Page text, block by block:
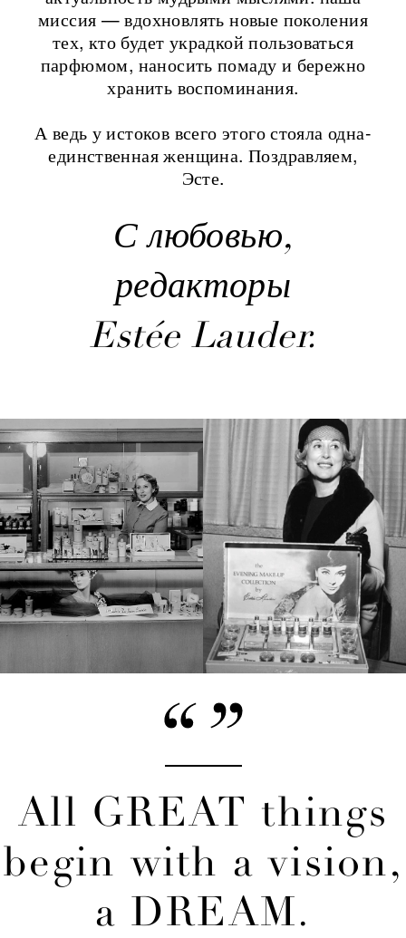
миссия — вдохновлять новые поколения
тех, кто будет украдкой пользоваться
парфюмом, наносить помаду и бережно
хранить воспоминания.
А ведь у истоков всего этого стояла одна-
единственная женщина. Поздравляем,
Эсте.
С любовью,
редакторы
Estée Lauder.
All GREAT things
begin with a vision,
a DREAM.